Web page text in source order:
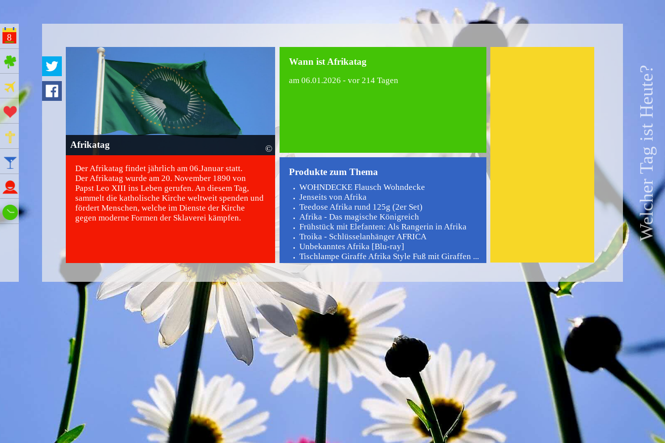
Welcher Tag ist Heute?
8
ges Feiertage
Ferien
Aktionstage
Gedenktage
Namenstage
Wie spät ist es?
Afrikatag ©
Der Afrikatag findet jährlich am 06.Januar statt.
Der Afrikatag wurde am 20. November 1890 von
Papst Leo XIII ins Leben gerufen. An diesem Tag,
sammelt die katholische Kirche weltweit spenden und
fördert Menschen, welche im Dienste der Kirche
gegen moderne Formen der Sklaverei kämpfen.
Wann ist Afrikatag
am06.01.2026 - vor 214 Tagen
Produkte zum Thema
WOHNDECKE Flausch Wohndecke
Jenseits von Afrika
Teedose Afrika rund 125g (2er Set)
Afrika - Das magische Königreich
Frühstück mit Elefanten: Als Rangerin in Afrika
Troika - Schlüsselanhänger AFRICA
Unbekanntes Afrika [Blu-ray]
Tischlampe Giraffe Afrika Style Fuß mit Giraffen ...